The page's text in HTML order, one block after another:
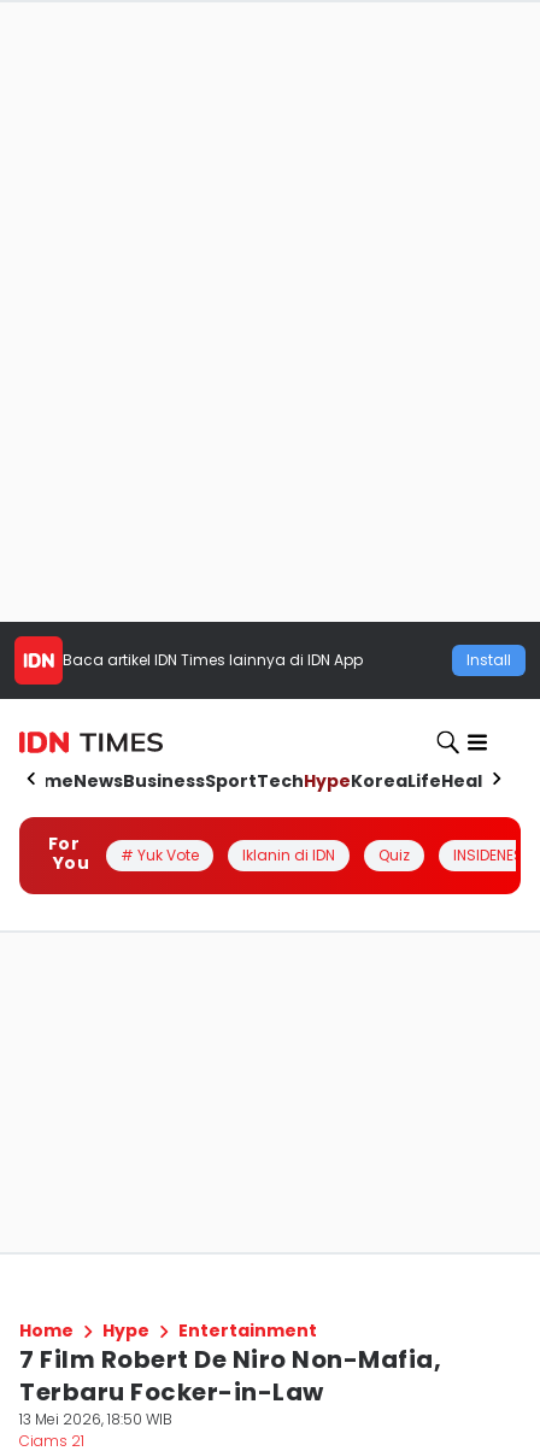
Baca artikel IDN Times lainnya di IDN App Install
HomeNewsBusinessSportTechHypeKoreaLifeHealth
For
You
# Yuk Vote Iklanin di IDN Quiz INSIDENESIA
Home Hype Entertainment
7 Film Robert De Niro Non-Mafia,
Terbaru Focker-in-Law
13 Mei 2026, 18:50 WIB
Ciams 21